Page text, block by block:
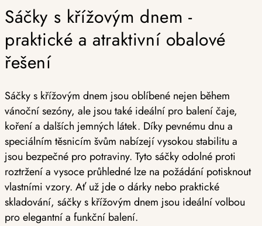
Sáčky s křížovým dnem -
praktické a atraktivní obalové
řešení
Sáčky s křížovým dnem jsou oblíbené nejen během
vánoční sezóny, ale jsou také ideální pro balení čaje,
koření a dalších jemných látek. Díky pevnému dnu a
speciálním těsnicím švům nabízejí vysokou stabilitu a
jsou bezpečné pro potraviny. Tyto sáčky odolné proti
roztržení a vysoce průhledné lze na požádání potisknout
vlastními vzory. Ať už jde o dárky nebo praktické
skladování, sáčky s křížovým dnem jsou ideální volbou
pro elegantní a funkční balení.